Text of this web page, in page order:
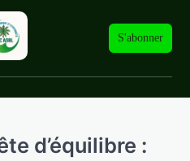
S'abonner
d’équilibre :